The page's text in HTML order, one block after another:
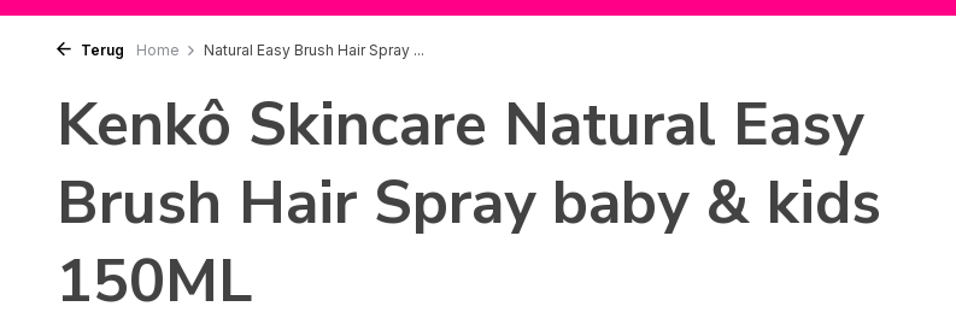
Terug Home Natural Easy Brush Hair Spray ...
Kenkô Skincare Natural Easy
Brush Hair Spray baby & kids
150ML